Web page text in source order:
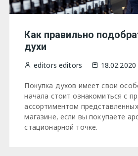
Как правильно
духи
editors editors 18.02.2020
Покупка духов имеет свои
начала стоит ознакомиться с
ассортиментом
магазине, если вы покупаете
стационарной точке.